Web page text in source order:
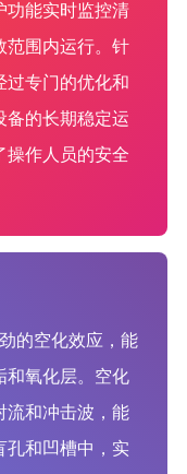
功能实时监控清
范围内运行。针
过专门的优化和
备的长期稳定运
操作人员的安全
的空化效应，能
和氧化层。空化
流和冲击波，能
孔和凹槽中，实